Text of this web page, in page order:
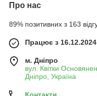
Навіщо обирати
перевитрати,
Порядок і стиль:
підтримують єдиний
Довговічність
невибагливий у догляді.
Про нас
89% позитивних з 163
Працює з 16.12.2024
м. Дніпро
вул. Квітки
Дніпро, Україна